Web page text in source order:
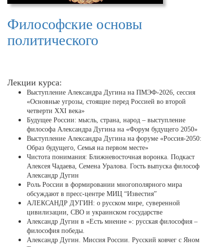
Философские основы
политического
Лекции курса:
Выступление Александра Дугина на ПМЭФ-2026, сессия
«Основные угрозы, стоящие перед Россией во второй
четверти XXI века»
Будущее России: мысль, страна, народ – выступление
философа Александра Дугина на «Форум будущего 2050»
Выступление Александра Дугина на форуме «Россия-2050:
Образ будущего, Семья на первом месте»
Чистота понимания: Ближневосточная воронка. Подкаст
Алексея Чадаева, Семена Уралова. Гость выпуска философ
Александр Дугин
Роль России в формировании многополярного мира
обсуждают в пресс-центре МИЦ “Известия”
АЛЕКСАНДР ДУГИН: о русском мире, суверенной
цивилизации, СВО и украинском государстве
Александр Дугин в «Есть мнение »: русская философия –
философия победы.
Александр Дугин. Миссия России. Русский ковчег с Яном